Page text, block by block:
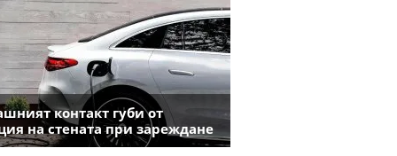
контакт губи от
на стената при зареждане